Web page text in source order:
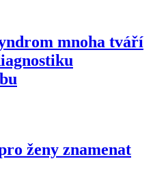
mnoha tváří
ženy znamenat